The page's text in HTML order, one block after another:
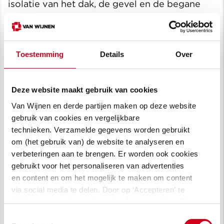
Toestemming Details Over
Deze website maakt gebruik van cookies
Van Wijnen en derde partijen maken op deze website
gebruik van cookies en vergelijkbare
technieken. Verzamelde gegevens worden gebruikt
om (het gebruik van) de website te analyseren en
verbeteringen aan te brengen. Er worden ook cookies
gebruikt voor het personaliseren van advertenties
en content en om het mogelijk te maken om content
via social media te delen. Door op ‘Accepteren’ te
klikken, stem je in met het gebruik van cookies. Een
isolatie van het dak, de gevel en de begane
grondvloer. En er komen zonnepanelen.
Vidomes installeert daarnaast ook
Vidomes van het gas af kunnen. De Goede
gas af te gaan.
De werkzaamheden worden uitgevoerd door
Van Wijnen Stolwijk Herman Steenbergen
licht toe: “Wij zijn al vroeg in het
ontwikkelproces betrokken. Hierdoor konden
we de wensen van de corporaties en van de
bewoners verwerken in ons ontwerp. De
voorbereiding was daardoor efficiënt. En we